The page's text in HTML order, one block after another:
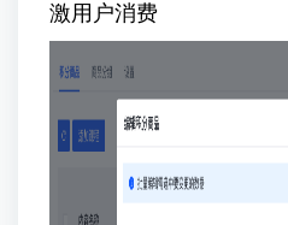
激用户消费